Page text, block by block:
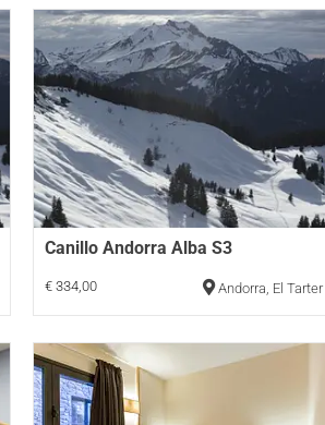
Canillo Andorra Alba S3
€ 334,00 Andorra, El Tarter